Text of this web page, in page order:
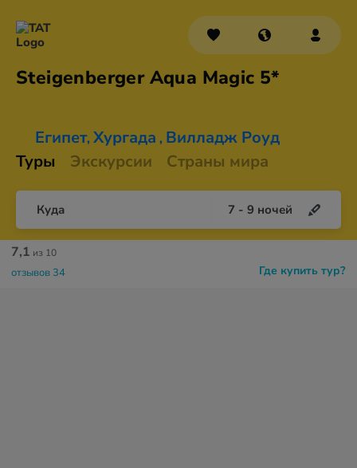
Steigenberger Aqua Magic 5*
Египет, Хургада , Вилладж Роуд
Туры
Экскурсии Страны мира
Куда 7 - 9 ночей
Где купить тур?
7,1 из 10
отзывов 34